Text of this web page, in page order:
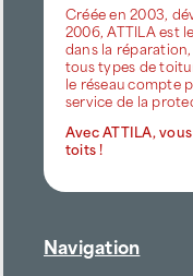
Créée en 2003,
2006, ATTILA est
dans la
tous types de
le réseau compte
service de la
Avec ATTILA,
toits !
Navigation